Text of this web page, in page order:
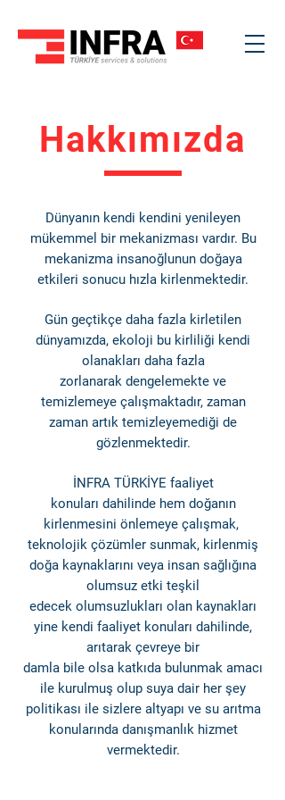
Hakkımızda
Dünyanın kendi kendini yenileyen
mükemmel bir mekanizması vardır. Bu
mekanizma insanoğlunun doğaya
etkileri sonucu hızla kirlenmektedir.
Gün geçtikçe daha fazla kirletilen
dünyamızda, ekoloji bu kirliliği kendi
olanakları daha fazla
zorlanarak dengelemekte ve
temizlemeye çalışmaktadır, zaman
zaman artık temizleyemediği de
gözlenmektedir.
İNFRA TÜRKİYE faaliyet
konuları dahilinde hem doğanın
kirlenmesini önlemeye çalışmak,
teknolojik çözümler sunmak, kirlenmiş
doğa kaynaklarını veya insan sağlığına
olumsuz etki teşkil
edecek olumsuzlukları olan kaynakları
yine kendi faaliyet konuları dahilinde,
arıtarak çevreye bir
damla bile olsa katkıda bulunmak amacı
ile kurulmuş olup suya dair her şey
politikası ile sizlere altyapı ve su arıtma
konularında danışmanlık hizmet
vermektedir.